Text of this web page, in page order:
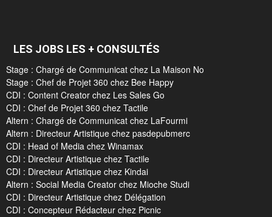
LES JOBS LES + CONSULTÉS
Stage : Chargé de Communicat chez La Maison No
Stage : Chef de Projet 360 chez Bee Happy
CDI : Content Creator chez Les Sales Go
CDI : Chef de Projet 360 chez Tactile
Altern : Chargé de Communicat chez LaFourmi
Altern : Directeur Artistique chez pasdepubmerc
CDI : Head of Media chez Winamax
CDI : Directeur Artistique chez Tactile
CDI : Directeur Artistique chez Kindai
Altern : Social Media Creator chez Mioche Studi
CDI : Directeur Artistique chez Délégation
CDI : Concepteur Rédacteur chez Picnic